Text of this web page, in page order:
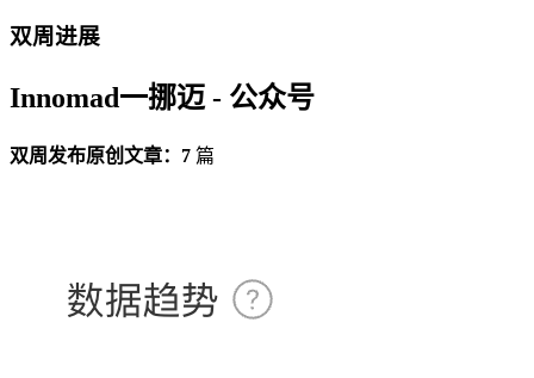
双周进展
Innomad一挪迈 - 公众号
双周发布原创文章：7 篇